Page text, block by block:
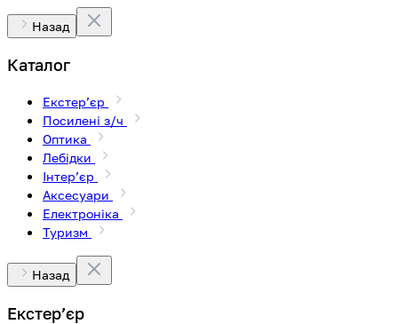
Назад
Каталог
Екстерʼєр
Посилені з/ч
Оптика
Лебідки
Інтерʼєр
Аксесуари
Електроніка
Туризм
Назад
Екстерʼєр